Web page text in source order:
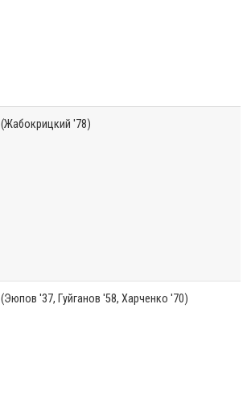
(Жабокрицкий '78)
(Эюпов '37, Гуйганов '58, Харченко '70)